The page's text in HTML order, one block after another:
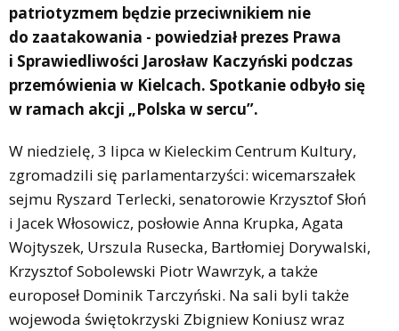
patriotyzmem będzie przeciwnikiem nie
do zaatakowania - powiedział prezes Prawa
i Sprawiedliwości Jarosław Kaczyński podczas
przemówienia w Kielcach. Spotkanie odbyło się
w ramach akcji „Polska w sercu”.
W niedzielę, 3 lipca w Kieleckim Centrum Kultury,
zgromadzili się parlamentarzyści: wicemarszałek
sejmu Ryszard Terlecki, senatorowie Krzysztof Słoń
i Jacek Włosowicz, posłowie Anna Krupka, Agata
Wojtyszek, Urszula Rusecka, Bartłomiej Dorywalski,
Krzysztof Sobolewski Piotr Wawrzyk, a także
europoseł Dominik Tarczyński. Na sali byli także
wojewoda świętokrzyski Zbigniew Koniusz wraz